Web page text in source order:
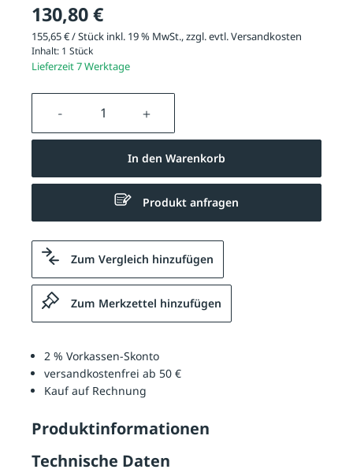
130,80 €
155,65 € / Stück inkl. 19 % MwSt., zzgl. evtl.Versandkosten
Inhalt: 1 Stück
Lieferzeit 7 Werktage
Produkt Anzahl: Gib den
In den Warenkorb
Produkt anfragen
Zum Vergleich hinzufügen
Zum Merkzettel hinzufügen
2 % Vorkassen-Skonto
versandkostenfrei ab 50 €
Kauf auf Rechnung
Produktinformationen
Technische Daten